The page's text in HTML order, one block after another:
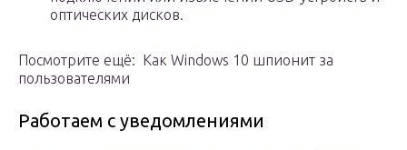
оптических дисков.
Посмотрите ещё: Как Windows 10 шпионит за
пользователями
Работаем с уведомлениями